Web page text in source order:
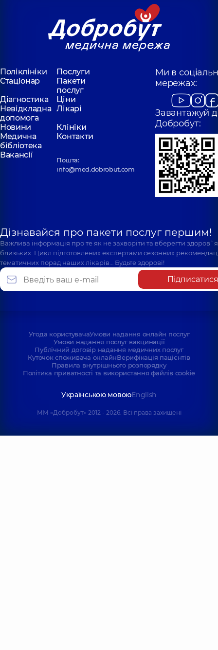
Поліклініки
Послуги
Стаціонар
Пакети
послуг
Діагностика
Ціни
Невідкладна
допомога
Лікарі
Новини
Клініки
Медична
бібліотека
Контакти
Вакансії
Пошта:
info@med.dobrobut.com
Ми в
мережах:
Завантажуй
Добробут:
Дізнавайся про пакети послуг першим!
Важлива інформація про те як не захворіти та вберегти
близьких. Цикл підготовлених експертами сезонних
тематичних порад наших лікарів… Будьте здорові!
Підписатися
Угода користувачаУмови надання онлайн послуг
Умови надання послуг вакцинації
Публічний договір надання медичних послуг
Куточок споживача онлайнВерифікація пацієнтів
Правила внутрішнього розпорядку
Політика приватності та використання файлів cookie
Українською мовоюEnglish
ММ «Добробут» 2012 - 2026. Всі права захищені